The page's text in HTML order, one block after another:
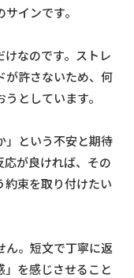
インです。
なのです。ストレ
が許さないため、何
としています。
」という不安と期待
が良ければ、その
約束を取り付けたい
ん。短文で丁寧に返
」を感じさせること